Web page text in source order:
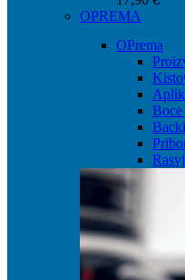
OPREMA
OPrema